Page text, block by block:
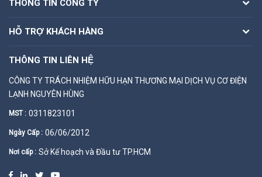
THÔNG TIN CÔNG TY
HỖ TRỢ KHÁCH HÀNG
THÔNG TIN LIÊN HỆ
CÔNG TY TRÁCH NHIỆM HỮU HẠN THƯƠNG MẠI DỊCH VỤ CƠ ĐIỆN
LẠNH NGUYÊN HÙNG
MST : 0311823101
Ngày Cấp : 06/06/2012
Nơi cấp : Sở Kế hoạch và Đầu tư TP.HCM